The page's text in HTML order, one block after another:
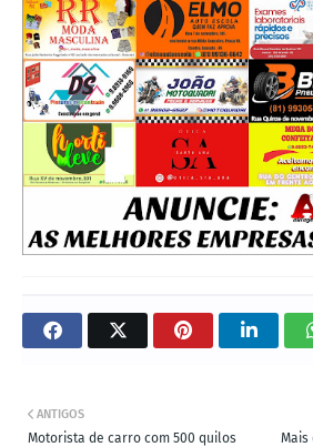
Mais
ANTIGOS
Motorista de carro com 500 quilos